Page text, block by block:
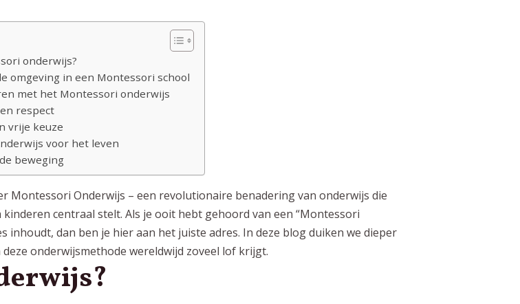
onderwijs?
omgeving in een Montessori school
met het Montessori onderwijs
respect
vrije keuze
voor het leven
beweging
Montessori Onderwijs – een revolutionaire benadering van onderwijs die
centraal stelt. Als je ooit hebt gehoord van een “Montessori
inhoudt, dan ben je hier aan het juiste adres. In deze blog duiken we dieper
onderwijsmethode wereldwijd zoveel lof krijgt.